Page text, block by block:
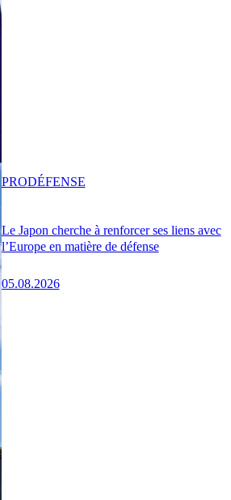
Le Japon cherche à renforcer ses liens avec
l’Europe en matière de défense
05.08.2026
PRODÉFENSE